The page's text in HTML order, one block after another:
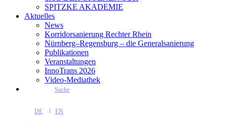
SPITZKE AKADEMIE
Aktuelles
News
Korridorsanierung Rechter Rhein
Nürnberg–Regensburg – die Generalsanierung
Publikationen
Veranstaltungen
InnoTrans 2026
Video-Mediathek
Suche
DE EN